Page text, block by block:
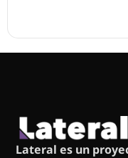
Lateral es un